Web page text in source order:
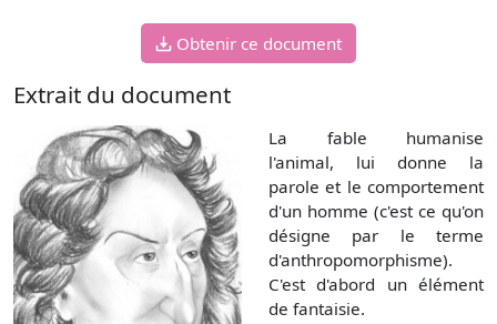
Obtenir ce document
Extrait du document
La fable humanise
l'animal, lui donne la
parole et le comportement
d'un homme (c'est ce qu'on
désigne par le terme
d'anthropomorphisme).
C'est d'abord un élément
de fantaisie.